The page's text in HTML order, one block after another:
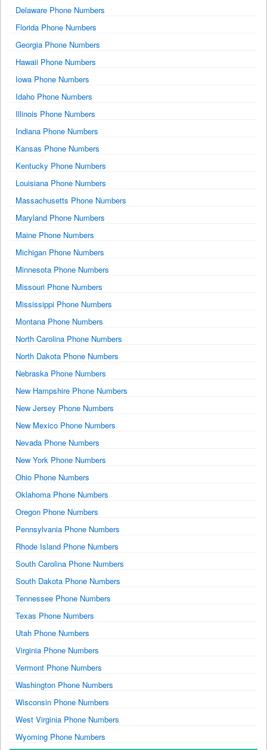
Delaware Phone Numbers
Florida Phone Numbers
Georgia Phone Numbers
Hawaii Phone Numbers
Iowa Phone Numbers
Idaho Phone Numbers
Illinois Phone Numbers
Indiana Phone Numbers
Kansas Phone Numbers
Kentucky Phone Numbers
Louisiana Phone Numbers
Massachusetts Phone Numbers
Maryland Phone Numbers
Maine Phone Numbers
Michigan Phone Numbers
Minnesota Phone Numbers
Missouri Phone Numbers
Mississippi Phone Numbers
Montana Phone Numbers
North Carolina Phone Numbers
North Dakota Phone Numbers
Nebraska Phone Numbers
New Hampshire Phone Numbers
New Jersey Phone Numbers
New Mexico Phone Numbers
Nevada Phone Numbers
New York Phone Numbers
Ohio Phone Numbers
Oklahoma Phone Numbers
Oregon Phone Numbers
Pennsylvania Phone Numbers
Rhode Island Phone Numbers
South Carolina Phone Numbers
South Dakota Phone Numbers
Tennessee Phone Numbers
Texas Phone Numbers
Utah Phone Numbers
Virginia Phone Numbers
Vermont Phone Numbers
Washington Phone Numbers
Wisconsin Phone Numbers
West Virginia Phone Numbers
Wyoming Phone Numbers